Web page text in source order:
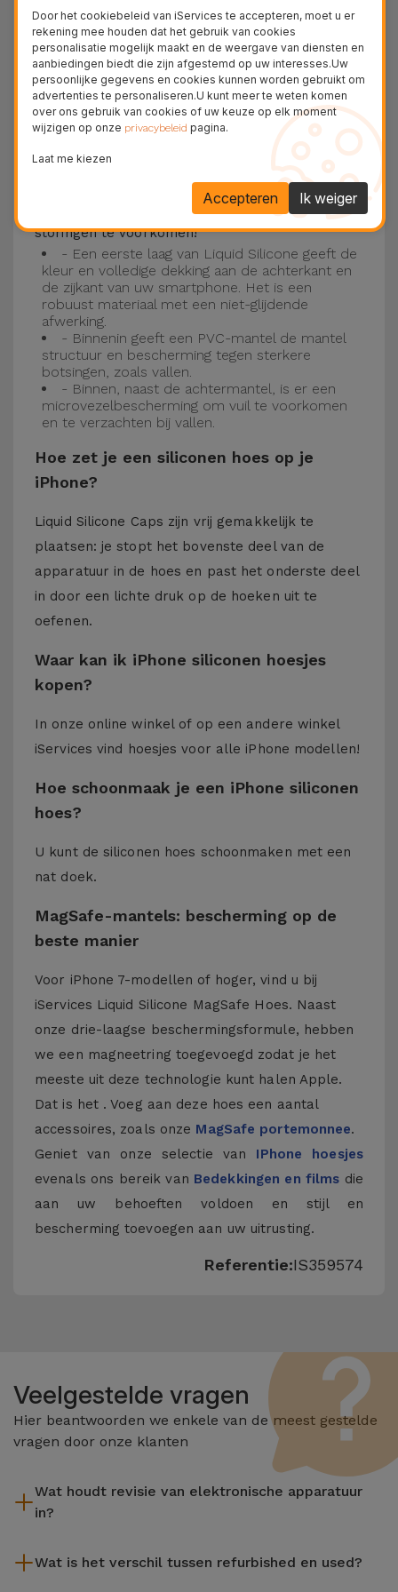
15, 14, 13, 12 onder meer en het nieuwste model
van de Apple, deiPhone 16eniPhone 17.
Drie-laagse bescherming met de
siliconen kappen
Onze iPhone siliconen hoesjes hebben een
robuuste, kwalitatieve constructie met een
drielaagse constructie om ongelukken en
storingen te voorkomen!
- Een eerste laag van Liquid Silicone geeft de
kleur en volledige dekking aan de achterkant en
de zijkant van uw smartphone. Het is een
robuust materiaal met een niet-glijdende
afwerking.
- Binnenin geeft een PVC-mantel de mantel
structuur en bescherming tegen sterkere
botsingen, zoals vallen.
- Binnen, naast de achtermantel, is er een
microvezelbescherming om vuil te voorkomen
en te verzachten bij vallen.
Hoe zet je een siliconen hoes op je
iPhone?
Liquid Silicone Caps zijn vrij gemakkelijk te
plaatsen: je stopt het bovenste deel van de
apparatuur in de hoes en past het onderste deel
in door een lichte druk op de hoeken uit te
oefenen.
Waar kan ik iPhone siliconen hoesjes
kopen?
In onze online winkel of op een andere winkel
iServices vind hoesjes voor alle iPhone modellen!
Hoe schoonmaak je een iPhone siliconen
hoes?
U kunt de siliconen hoes schoonmaken met een
nat doek.
MagSafe-mantels: bescherming op de
beste manier
Voor iPhone 7-modellen of hoger, vind u bij
iServices Liquid Silicone MagSafe Hoes. Naast
onze drie-laagse beschermingsformule, hebben
we een magneetring toegevoegd zodat je het
meeste uit deze technologie kunt halen Apple.
Dat is het . Voeg aan deze hoes een aantal
accessoires, zoals onze MagSafe portemonnee.
Geniet van onze selectie van IPhone hoesjes
evenals ons bereik van Bedekkingen en films die
aan uw behoeften voldoen en stijl en
bescherming toevoegen aan uw uitrusting.
Referentie:IS359574
Veelgestelde vragen
Hier beantwoorden we enkele van de meest gestelde
vragen door onze klanten
Wat houdt revisie van elektronische apparatuur
in?
reiniging, en niet te vergeten het repareren van elk defect
Wat is het verschil tussen refurbished en used?
Door het cookiebeleid van iServices te accepteren, moet u er
rekening mee houden dat het gebruik van cookies
personalisatie mogelijk maakt en de weergave van diensten en
aanbiedingen biedt die zijn afgestemd op uw interesses.Uw
persoonlijke gegevens en cookies kunnen worden gebruikt om
advertenties te personaliseren.U kunt meer te weten komen
over ons gebruik van cookies of uw keuze op elk moment
wijzigen op onze privacybeleid pagina.
Laat me kiezen
Ik weiger
Accepteren